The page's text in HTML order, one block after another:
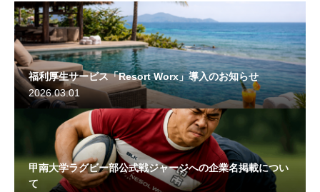
福利厚生サービス「Resort Worx」導入のお知らせ
2026.03.01
甲南大学ラグビー部公式戦ジャージへの企業名掲載につい
て